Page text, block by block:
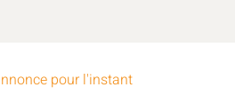
pour l'instant